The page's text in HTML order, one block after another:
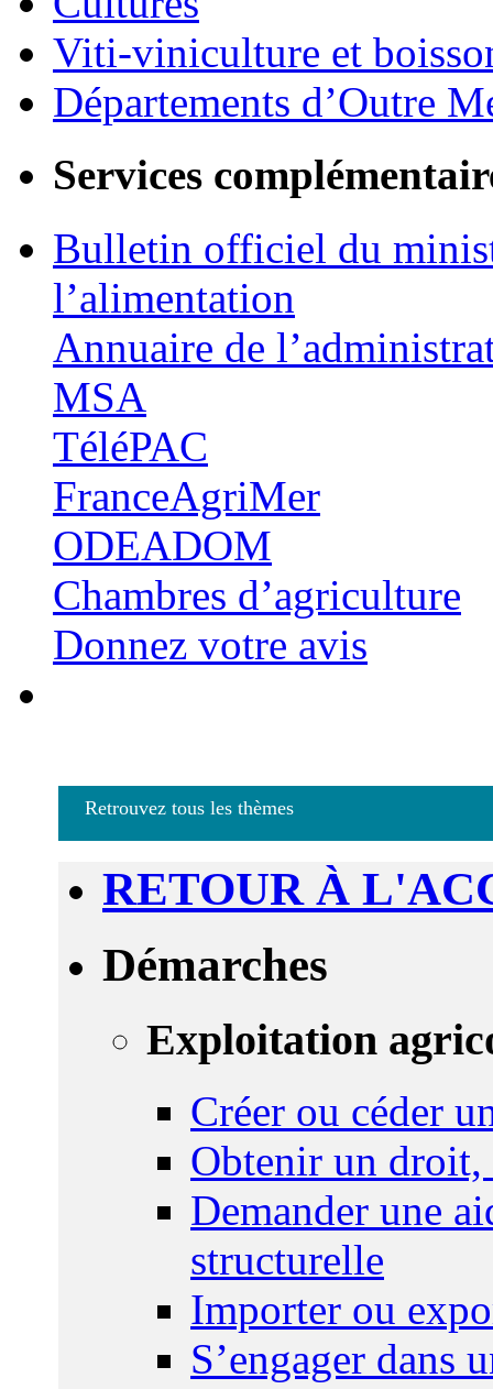
Viti-viniculture et
Départements d’Outre
Services
Bulletin officiel du
l’alimentation
Annuaire de
MSA
TéléPAC
FranceAgriMer
ODEADOM
Chambres d’agriculture
Donnez votre avis
Retrouvez tous les thèmes
RETOUR À
Démarches
Exploitation
Créer ou céder
Obtenir un droit,
Demander une
structurelle
Importer ou
S’engager dans